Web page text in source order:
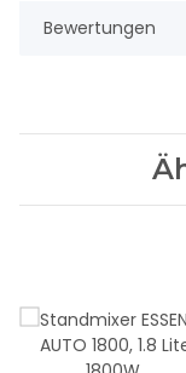
Bewertungen